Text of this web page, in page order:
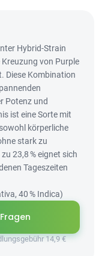
Hybrid-Strain
Kreuzung von Purple
Diese Kombination
Potenz und
ist eine Sorte mit
körperliche
stark zu
23,8 % eignet sich
Tageszeiten
40 % Indica)
14,9 €